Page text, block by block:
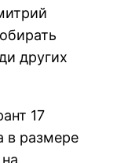
других
17
в размере